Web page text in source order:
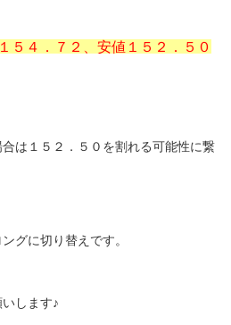
５４．７２、安値１５２．５０
は１５２．５０を割れる可能性に繋
グに切り替えです。
します♪